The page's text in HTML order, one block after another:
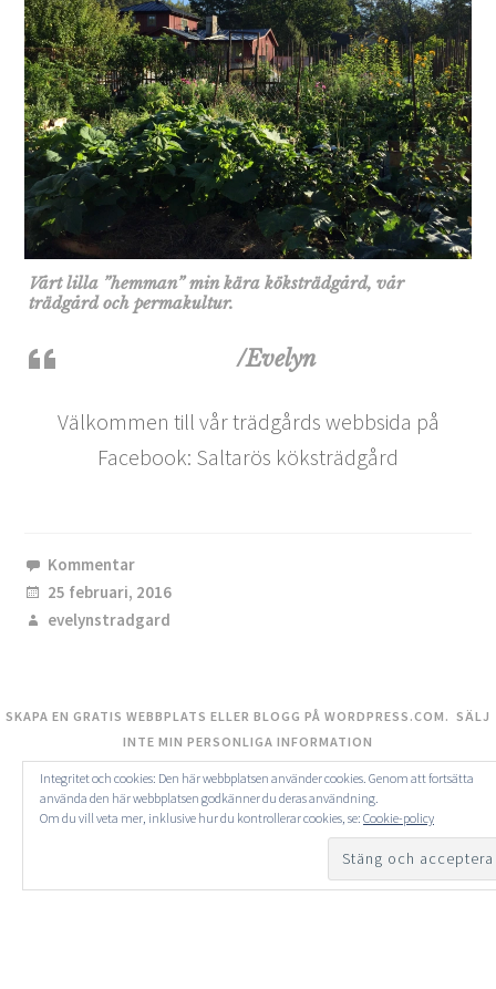
Vårt lilla ”hemman” min kära köksträdgård, vår
trädgård och permakultur.
/Evelyn
Välkommen till vår trädgårds webbsida på
Facebook: Saltarös köksträdgård
Kommentar
25 februari, 2016
evelynstradgard
SKAPA EN GRATIS WEBBPLATS ELLER BLOGG PÅ WORDPRESS.COM. SÄLJ
INTE MIN PERSONLIGA INFORMATION
Integritet och cookies: Den här webbplatsen använder cookies. Genom att fortsätta
använda den här webbplatsen godkänner du deras användning.
Om du vill veta mer, inklusive hur du kontrollerar cookies, se: Cookie-policy